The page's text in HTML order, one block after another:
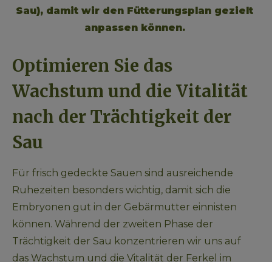
Sau), damit wir den Fütterungsplan gezielt
anpassen können.
Optimieren Sie das
Wachstum und die Vitalität
nach der Trächtigkeit der
Sau
Für frisch gedeckte Sauen sind ausreichende
Ruhezeiten besonders wichtig, damit sich die
Embryonen gut in der Gebärmutter einnisten
können. Während der zweiten Phase der
Trächtigkeit der Sau konzentrieren wir uns auf
das Wachstum und die Vitalität der Ferkel im